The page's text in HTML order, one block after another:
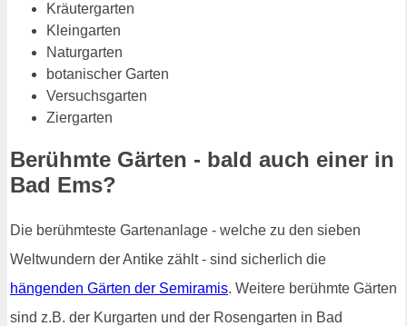
Kräutergarten
Kleingarten
Naturgarten
botanischer Garten
Versuchsgarten
Ziergarten
Berühmte Gärten - bald auch einer in
Bad Ems?
Die berühmteste Gartenanlage - welche zu den sieben
Weltwundern der Antike zählt - sind sicherlich die
hängenden Gärten der Semiramis. Weitere berühmte Gärten
sind z.B. der Kurgarten und der Rosengarten in Bad